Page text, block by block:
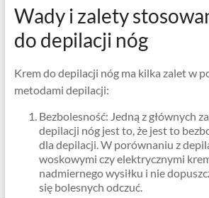
Wady i zalety
do depilacji nóg
Krem do depilacji nóg ma kilka zalet w
metodami depilacji:
Bezbolesność: Jedną z głównych
depilacji nóg jest to, że jest to
dla depilacji. W porównaniu z
woskowymi czy elektrycznymi
nadmiernego wysiłku i nie
się bolesnych odczuć.